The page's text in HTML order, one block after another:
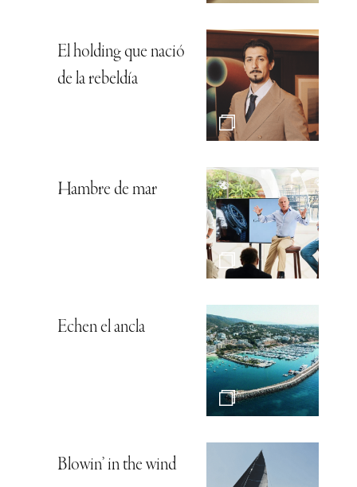
El holding que nació
de la rebeldía
Hambre de mar
Echen el ancla
Blowin’ in the wind